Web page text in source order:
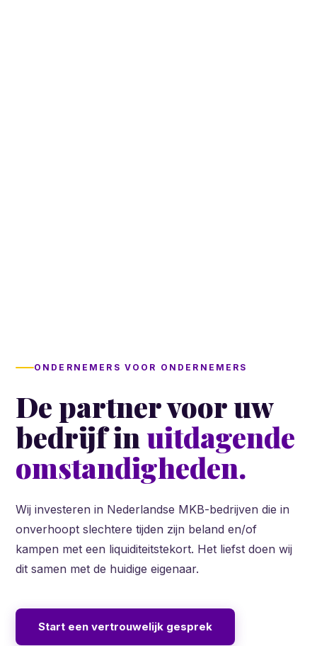
ONDERNEMERS VOOR ONDERNEMERS
De partner voor uw
bedrijf inuitdagende
omstandigheden.
Wij investeren in Nederlandse MKB-bedrijven die in
onverhoopt slechtere tijden zijn beland en/of
kampen met een liquiditeitstekort. Het liefst doen wij
dit samen met de huidige eigenaar.
Start een vertrouwelijk gesprek